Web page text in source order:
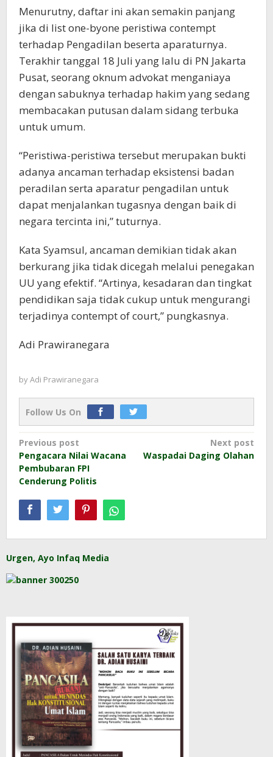
Menurutny, daftar ini akan semakin panjang
jika di list one-byone peristiwa contempt
terhadap Pengadilan beserta aparaturnya.
Terakhir tanggal 18 Juli yang lalu di PN Jakarta
Pusat, seorang oknum advokat menganiaya
dengan sabuknya terhadap hakim yang sedang
membacakan putusan dalam sidang terbuka
untuk umum.
“Peristiwa-peristiwa tersebut merupakan bukti
adanya ancaman terhadap eksistensi badan
peradilan serta aparatur pengadilan untuk
dapat menjalankan tugasnya dengan baik di
negara tercinta ini,” tuturnya.
Kata Syamsul, ancaman demikian tidak akan
berkurang jika tidak dicegah melalui penegakan
UU yang efektif. “Artinya, kesadaran dan tingkat
pendidikan saja tidak cukup untuk mengurangi
terjadinya contempt of court,” pungkasnya.
Adi Prawiranegara
byAdi Prawiranegara
Follow Us On
Post
navigation
Previous post
Pengacara Nilai Wacana
Pembubaran FPI
Cenderung Politis
Next post
Waspadai Daging Olahan
Urgen, Ayo Infaq Media